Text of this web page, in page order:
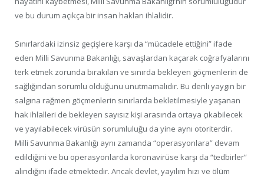
ve bu durum açıkça bir insan hakları ihlalidir.
Sınırlardaki izinsiz geçişlere karşı da “mücadele ettiğini” ifade
eden Milli Savunma Bakanlığı, savaşlardan kaçarak coğrafyalarını
terk etmek zorunda bırakılan ve sınırda bekleyen göçmenlerin de
sağlığından sorumlu olduğunu unutmamalıdır. Bu denli yaygın bir
salgına rağmen göçmenlerin sınırlarda bekletilmesiyle yaşanan
hak ihlalleri de bekleyen sayısız kişi arasında ortaya çıkabilecek
ve yayılabilecek virüsün sorumluluğu da yine aynı otoriterdir.
Milli Savunma Bakanlığı aynı zamanda “operasyonlara” devam
edildiğini ve bu operasyonlarda koronavirüse karşı da “tedbirler”
alındığını ifade etmektedir. Ancak devlet, yayılım hızı ve ölüm